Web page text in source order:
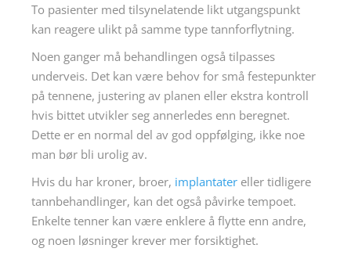
To pasienter med tilsynelatende likt utgangspunkt
kan reagere ulikt på samme type tannforflytning.
Noen ganger må behandlingen også tilpasses
underveis. Det kan være behov for små festepunkter
på tennene, justering av planen eller ekstra kontroll
hvis bittet utvikler seg annerledes enn beregnet.
Dette er en normal del av god oppfølging, ikke noe
man bør bli urolig av.
Hvis du har kroner, broer, implantater eller tidligere
tannbehandlinger, kan det også påvirke tempoet.
Enkelte tenner kan være enklere å flytte enn andre,
og noen løsninger krever mer forsiktighet.